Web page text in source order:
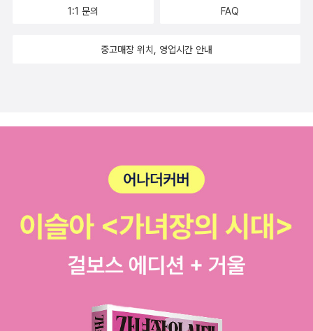
1:1 문의 FAQ
중고매장 위치, 영업시간 안내